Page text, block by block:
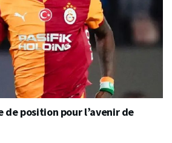
de position pour l’avenir de